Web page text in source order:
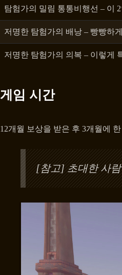
탐험가의 밀림 통통비행선 – 이
저명한 탐험가의 배낭 – 빵빵하
저명한 탐험가의 의복 – 이렇게
게임 시간
12개월 보상을 받은 후 3개월에
[참고] 초대한 사